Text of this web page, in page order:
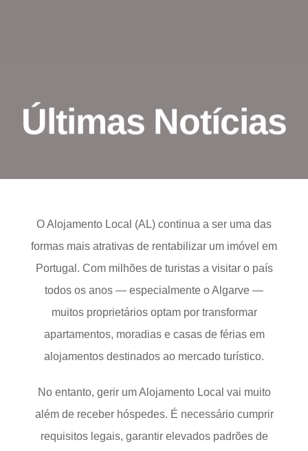
Últimas Notícias
O Alojamento Local (AL) continua a ser uma das
formas mais atrativas de rentabilizar um imóvel em
Portugal. Com milhões de turistas a visitar o país
todos os anos — especialmente o Algarve —
muitos proprietários optam por transformar
apartamentos, moradias e casas de férias em
alojamentos destinados ao mercado turístico.
No entanto, gerir um Alojamento Local vai muito
além de receber hóspedes. É necessário cumprir
requisitos legais, garantir elevados padrões de